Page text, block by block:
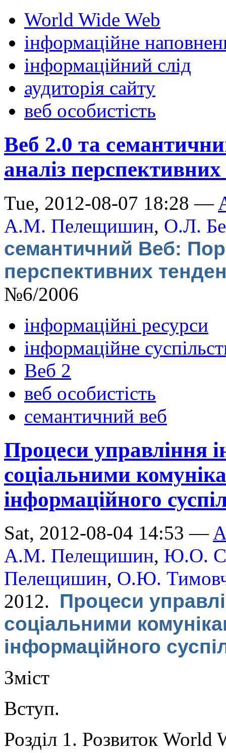
World Wide Web
інформаційне
інформаційний слід
аудиторія сайту
веб особистість
Веб 2.0 та
аналіз
Tue, 2012-08-07 18:28 —
А.М. Пелещишин, О.Л.
семантичний Веб:
перспективних
№6/2006
інформаційні ресурси
інформаційне
Веб 2
веб особистість
семантичний веб
Процеси управління
соціальними
інформаційного
Sat, 2012-08-04 14:53 —
А.М. Пелещишин, Ю.О.
Пелещишин, О.Ю.
2012. Процеси
соціальними
інформаційного
Зміст
Вступ.
Розділ 1. Розвиток World